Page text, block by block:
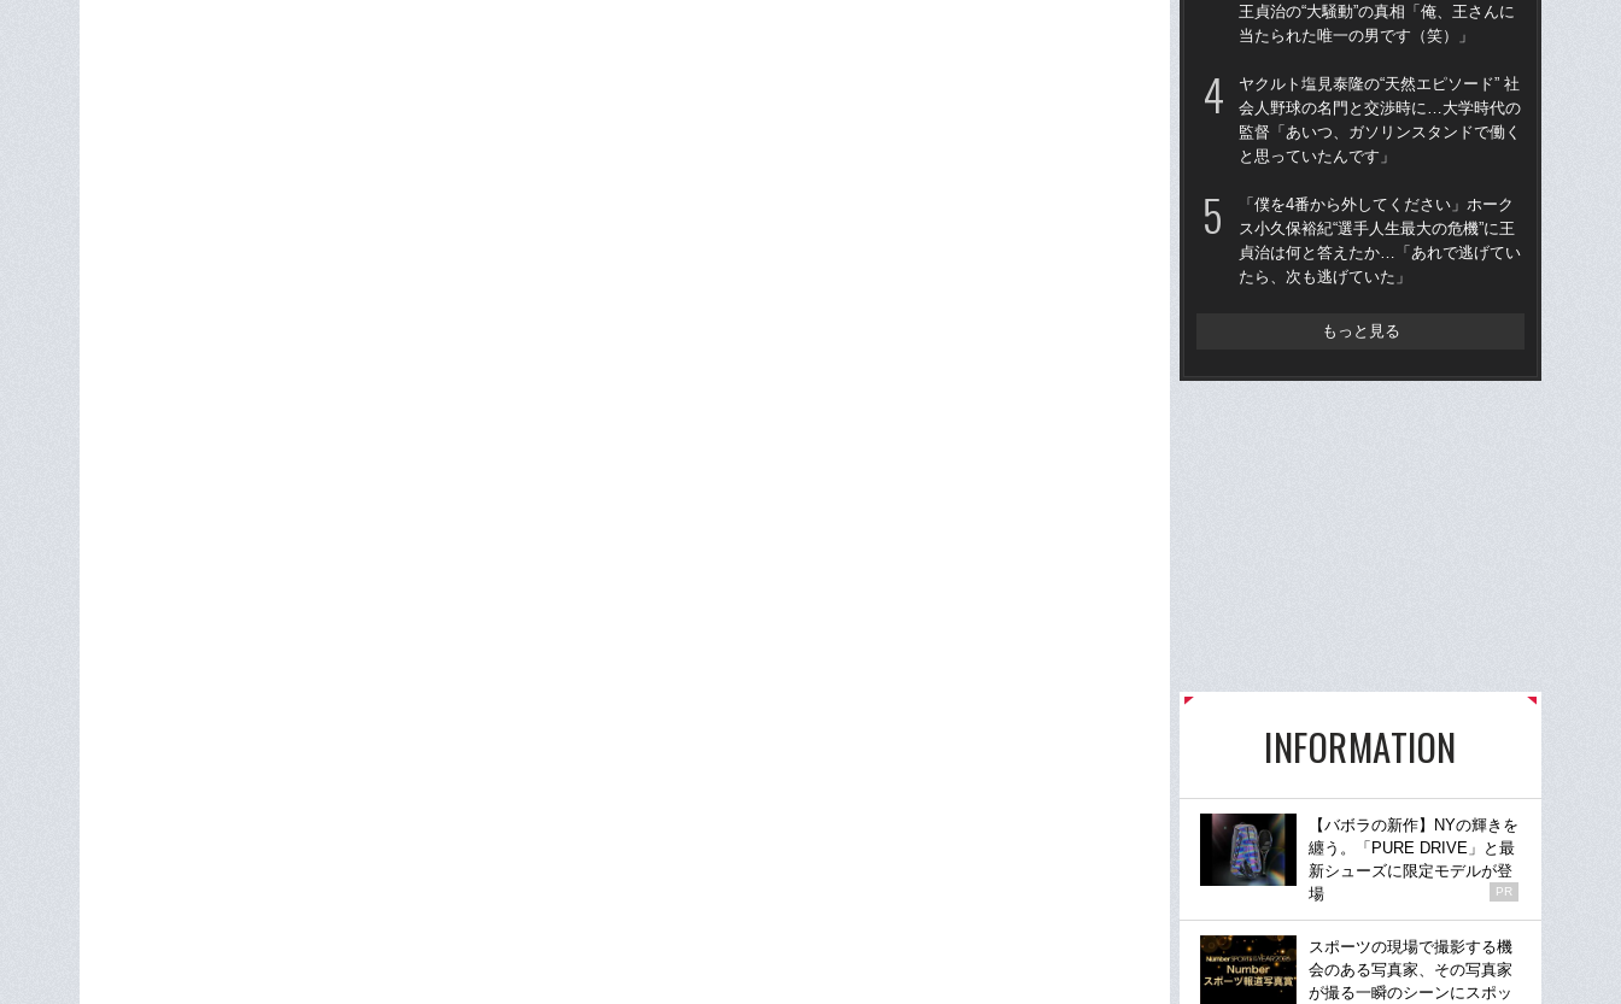
王貞治の“大騒動”の真相「俺、王さんに
当たられた唯一の男です（笑）」
ヤクルト塩見泰隆の“天然エピソード” 社
会人野球の名門と交渉時に…大学時代の
監督「あいつ、ガソリンスタンドで働く
と思っていたんです」
「僕を4番から外してください」ホーク
ス小久保裕紀“選手人生最大の危機”に王
貞治は何と答えたか…「あれで逃げてい
たら、次も逃げていた」
もっと見る
INFORMATION
【バボラの新作】NYの輝きを
纏う。「PURE DRIVE」と最
新シューズに限定モデルが登
場
PR
スポーツの現場で撮影する機
会のある写真家、その写真家
が撮る一瞬のシーンにスポッ